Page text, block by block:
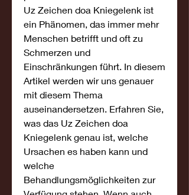
Uz Zeichen doa Kniegelenk ist
ein Phänomen, das immer mehr
Menschen betrifft und oft zu
Schmerzen und
Einschränkungen führt. In diesem
Artikel werden wir uns genauer
mit diesem Thema
auseinandersetzen. Erfahren Sie,
was das Uz Zeichen doa
Kniegelenk genau ist, welche
Ursachen es haben kann und
welche
Behandlungsmöglichkeiten zur